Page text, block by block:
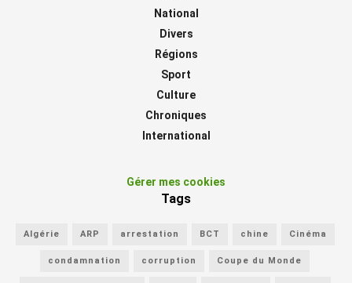
National
Divers
Régions
Sport
Culture
Chroniques
International
Gérer mes cookies
Tags
Algérie ARP arrestation BCT chine Cinéma
condamnation corruption Coupe du Monde